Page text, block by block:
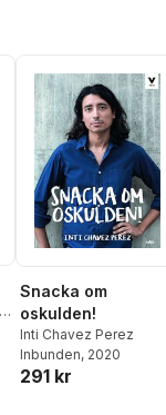
Snacka om
oskulden!
Inti Chavez Perez
Inbunden, 2020
291 kr